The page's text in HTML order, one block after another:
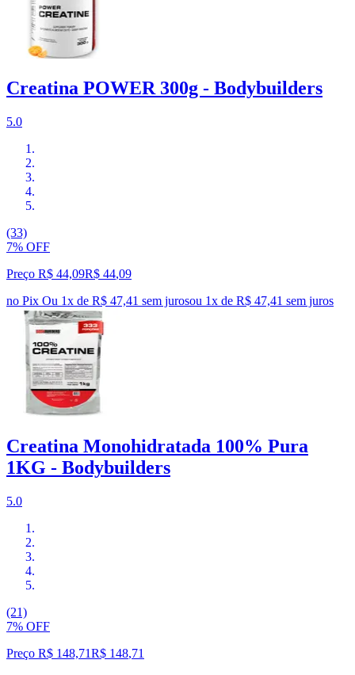
Creatina POWER 300g - Bodybuilders
5.0
(33)
7% OFF
Preço R$ 44,09R$ 44,09
no Pix Ou 1x de R$ 47,41 sem jurosou 1x de R$ 47,41 sem juros
Creatina Monohidratada 100% Pura
1KG - Bodybuilders
5.0
(21)
7% OFF
Preço R$ 148,71R$ 148,71